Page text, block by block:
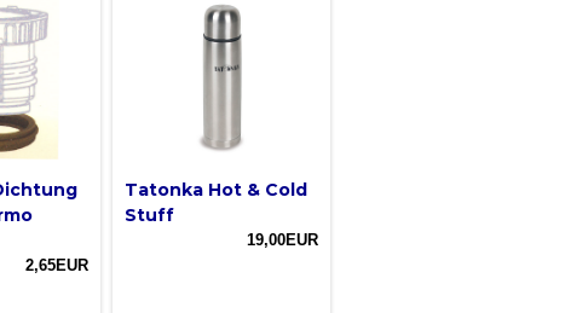
2,65EUR
Tatonka Hot & Cold
Stuff
19,00EUR